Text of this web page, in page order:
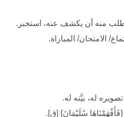
منه أن يكشف عنه، استخبر.
الامتحان/ المباراة.
له، بيَّنه له.
{فَأَفْهَمْنَاهَا سُلَيْمَانَ} [ق].